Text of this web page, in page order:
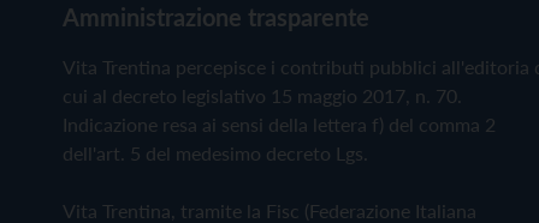
Amministrazione trasparente
Vita Trentina percepisce i contributi pubblici all'editoria
cui al decreto legislativo 15 maggio 2017, n. 70.
Indicazione resa ai sensi della lettera f) del comma 2
dell'art. 5 del medesimo decreto Lgs.
Vita Trentina, tramite la Fisc (Federazione Italiana